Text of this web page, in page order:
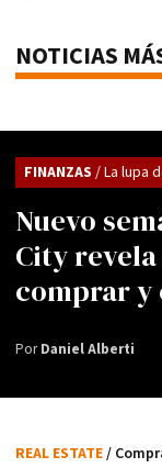
NOTICIAS
Nuevo
City
comprar y
FINANZAS / La lupa
PorDaniel Alberti
REAL ESTATE/